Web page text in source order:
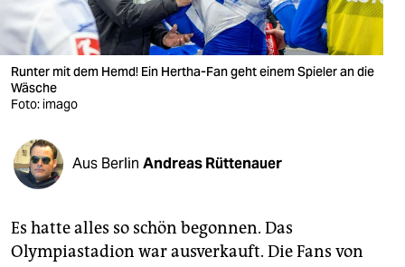
wahrheit
verlag
verlag
shop
fragen & hilfe
unterstützen
Runter mit dem Hemd! Ein Hertha-Fan geht einem Spieler an die
Wäsche
Foto: imago
Aus Berlin Andreas Rüttenauer
Es hatte alles so schön begonnen. Das
Olympiastadion war ausverkauft. Die Fans von